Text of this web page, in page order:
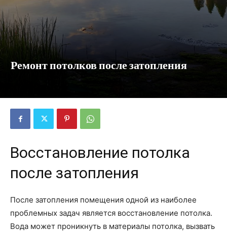
Ремонт потолков после затопления
Восстановление потолка
после затопления
После затопления помещения одной из наиболее
проблемных задач является восстановление потолка.
Вода может проникнуть в материалы потолка, вызвать